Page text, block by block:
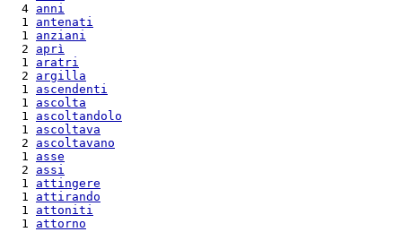
  4
anni
  1
antenati
  1
anziani
  2
aprì
  1
aratri
  2
argilla
  1
ascendenti
  1
ascolta
  1
ascoltandolo
  1
ascoltava
  2
ascoltavano
  1
asse
  2
assi
  1
attingere
  1
attirando
  1
attoniti
  1
attorno